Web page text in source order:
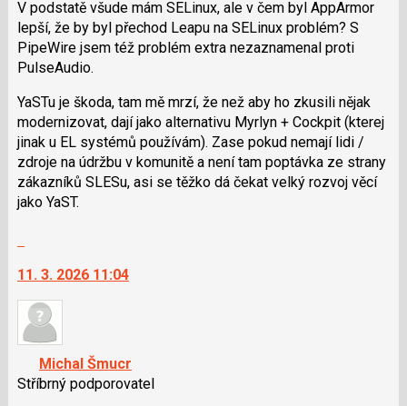
použít
i
klávesy
N
následující
a
P
pro
předchozí
nový
V podstatě všude mám SELinux, ale v čem byl AppArmor
lepší, že by byl přechod Leapu na SELinux problém? S
PipeWire jsem též problém extra nezaznamenal proti
PulseAudio.
YaSTu je škoda, tam mě mrzí, že než aby ho zkusili nějak
modernizovat, dají jako alternativu Myrlyn + Cockpit (kterej
jinak u EL systémů používám). Zase pokud nemají lidi /
zdroje na údržbu v komunitě a není tam poptávka ze strany
zákazníků SLESu, asi se těžko dá čekat velký rozvoj věcí
jako YaST.
další
nový
názor.
navigaci
lze
použít
11. 3. 2026 11:04
Michal Šmucr
Stříbrný podporovatel